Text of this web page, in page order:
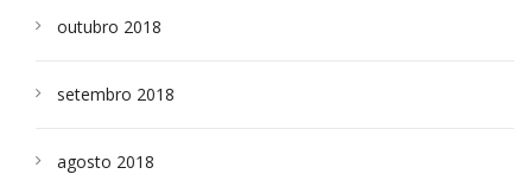
outubro 2018
setembro 2018
agosto 2018